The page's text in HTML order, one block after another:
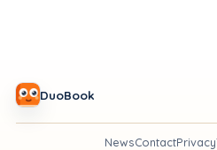
DuoBook
NewsContactPrivacy